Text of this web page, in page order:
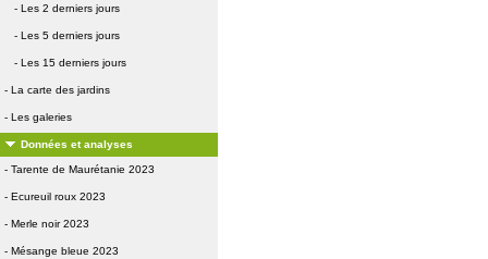
- Les 2 derniers jours
- Les 5 derniers jours
- Les 15 derniers jours
- La carte des jardins
- Les galeries
Données et analyses
- Tarente de Maurétanie 2023
- Ecureuil roux 2023
- Merle noir 2023
- Mésange bleue 2023